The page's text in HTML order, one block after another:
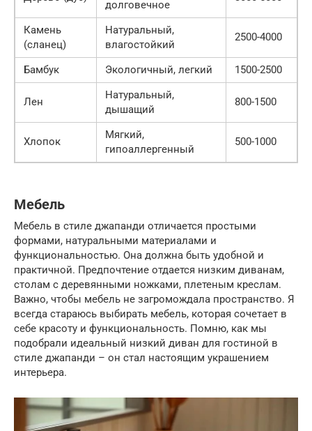
долговечное
Камень
(сланец)
Натуральный,
влагостойкий
2500-4000
Бамбук Экологичный, легкий 1500-2500
Лен
Натуральный,
дышащий
800-1500
Хлопок
Мягкий,
гипоаллергенный
500-1000
Мебель
Мебель в стиле джапанди отличается простыми
формами, натуральными материалами и
функциональностью. Она должна быть удобной и
практичной. Предпочтение отдается низким диванам,
столам с деревянными ножками, плетеным креслам.
Важно, чтобы мебель не загромождала пространство. Я
всегда стараюсь выбирать мебель, которая сочетает в
себе красоту и функциональность. Помню, как мы
подобрали идеальный низкий диван для гостиной в
стиле джапанди – он стал настоящим украшением
интерьера.